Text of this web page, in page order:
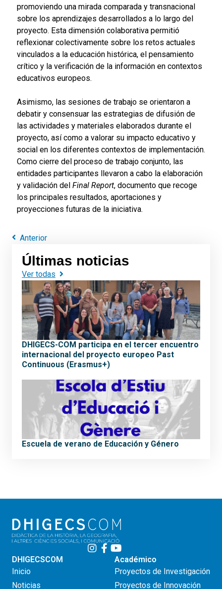
promoviendo una mirada comparada y transnacional
sobre los aprendizajes desarrollados a lo largo del
proyecto. Esta dimensión colaborativa permitió
reflexionar colectivamente sobre los retos actuales
vinculados a la educación histórica, el pensamiento
crítico y la verificación de la información en contextos
educativos europeos.
Asimismo, las sesiones de trabajo se orientaron a
debatir y consensuar las estrategias de difusión de
las actividades y materiales elaborados durante el
proyecto, así como a valorar su impacto educativo y
social en los diferentes contextos de implementación.
Como cierre del proceso de trabajo conjunto, las
entidades participantes llevaron a cabo la elaboración
y validación del Final Report, documento que recoge
los principales resultados, aportaciones y
proyecciones futuras de la iniciativa.
Anterior
Últimas noticias
Ver todas
DHIGECS-COM participa en el tercer encuentro
internacional del proyecto europeo Past
Continuous (Erasmus+)
Escuela de verano de Educación y Género
DHIGECSCOM
Inicio
Noticias
Académico
Proyectos de Investigación
Proyectos de Innovación